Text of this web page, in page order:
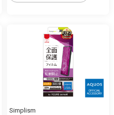
Simplism